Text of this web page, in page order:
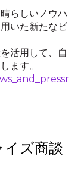
らしいノウハ
いた新たなビ
活用して、自
ます。
イズ商談